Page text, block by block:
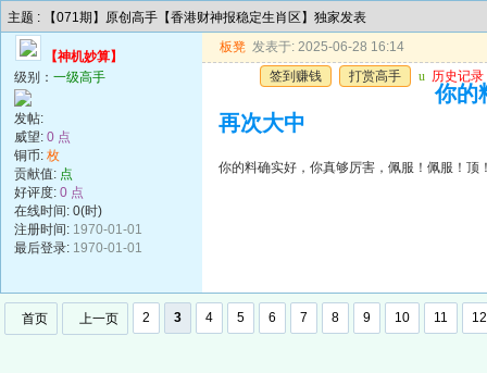
主题 : 【071期】原创高手【香港财神报稳定生肖区】独家发表
【神机妙算】
级别： 一级高手
发帖:
威望: 0 点
铜币: 枚
贡献值: 点
好评度: 0 点
在线时间: 0(时)
注册时间: 1970-01-01
最后登录: 1970-01-01
板凳 发表于: 2025-06-28 16:14
签到赚钱
打赏高手 u 历史记录
你的
再次大中
你的料确实好，你真够厉害，佩服！佩服！顶
首页 上一页 2 3 4 5 6 7 8 9 10 11 12